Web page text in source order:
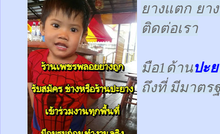
ยางแตก ยา
ติดต่อเรา
มือ1ด้านปะ
ถึงที่ มีมาตร